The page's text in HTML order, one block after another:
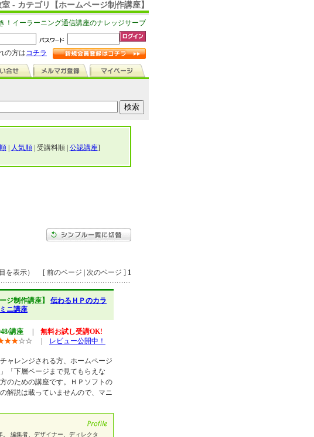
- カテゴリ【ホームページ制作講座】
！イーラーニング通信講座のナレッジサーブ
の方はコチラ
| 人気順| 受講料順 | 公認講座]
を表示） [ 前のページ | 次のページ ] 1
ジ制作講座】 伝わるＨＰのカラ
ニ講座
講座
無料お試し受講OK!
★★☆☆ レビュー公開中！
ャレンジされる方、ホームページ
「下層ページまで見てもらえな
のための講座です。ＨＰソフトの
解説は載っていませんので、マニ
。 編集者、デザイナー、ディレクタ